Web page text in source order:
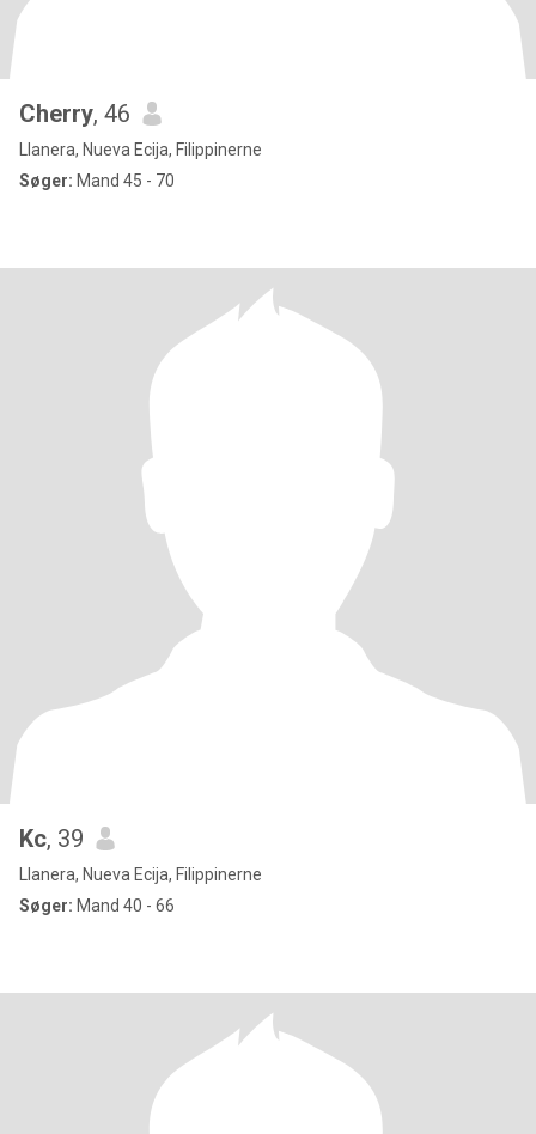
Cherry, 46
Llanera, Nueva Ecija, Filippinerne
Søger: Mand 45 - 70
Kc, 39
Llanera, Nueva Ecija, Filippinerne
Søger: Mand 40 - 66